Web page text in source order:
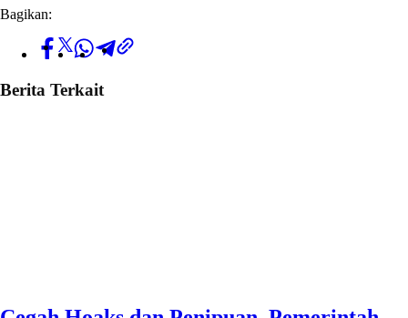
Bagikan:
Berita Terkait